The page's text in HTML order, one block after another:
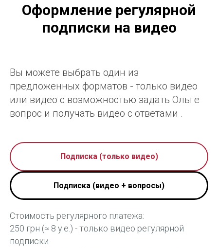
Оформление регулярной
подписки на видео
Вы можете выбрать один из
предложенных форматов - только видео
или видео с возможностью задать Ольге
вопрос и получать видео с ответами .
Подписка (только видео)
Подписка (видео + вопросы)
Стоимость регулярного платежа:
250 грн (≈ 8 у.е.) - только видео регулярной
подписки